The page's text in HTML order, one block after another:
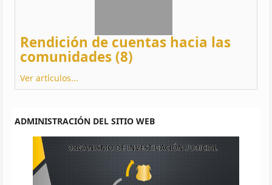
Rendición de cuentas hacia las
comunidades (8)
Ver artículos...
ADMINISTRACIÓN DEL SITIO WEB